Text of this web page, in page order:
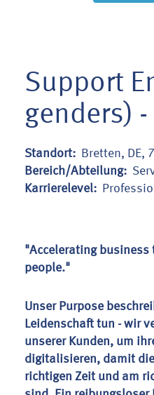
Support
genders)
Standort:
Bretten, DE,
Bereich/Abteilung:
Karrierelevel:
"Accelerating
people."
Unser Purpose
Leidenschaft tun - wir
unserer Kunden, um
digitalisieren, damit
richtigen Zeit und am